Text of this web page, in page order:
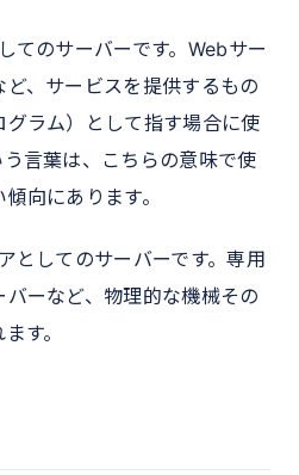
てのサーバーです。Webサー
、サービスを提供するもの
グラム）として指す場合に使
言葉は、こちらの意味で使
向にあります。
としてのサーバーです。専用
ーなど、物理的な機械その
す。